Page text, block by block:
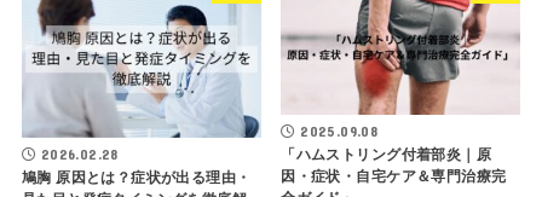
2026.02.28
鳩胸 原因とは？症状が出る理由・
2025.09.08
「ハムストリング付着部炎｜原
因・症状・自宅ケア＆専門治療完